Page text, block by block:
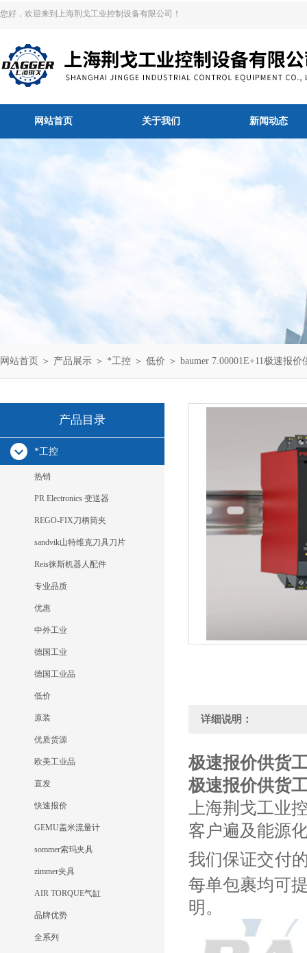
您好，欢迎来到上海荆戈工业控制设备有限公司！
网站首页 关于我们 新闻动态
网站首页 ＞ 产品展示 ＞ *工控 ＞ 低价 ＞ baumer 7.00001E+11极速报
产品目录
*工控
热销
PR Electronics 变送器
REGO-FIX刀柄筒夹
sandvik山特维克刀具刀片
Reis徕斯机器人配件
专业品质
优惠
中外工业
德国工业
德国工业品
低价
原装
优质货源
欧美工业品
直发
快速报价
GEMU盖米流量计
sommer索玛夹具
zimmer夹具
AIR TORQUE气缸
品牌优势
全系列
详细说明：
极速报价供货
极速报价供货
上海荆戈工业
客户遍及能源
我们保证交付
每单包裹均可
明。